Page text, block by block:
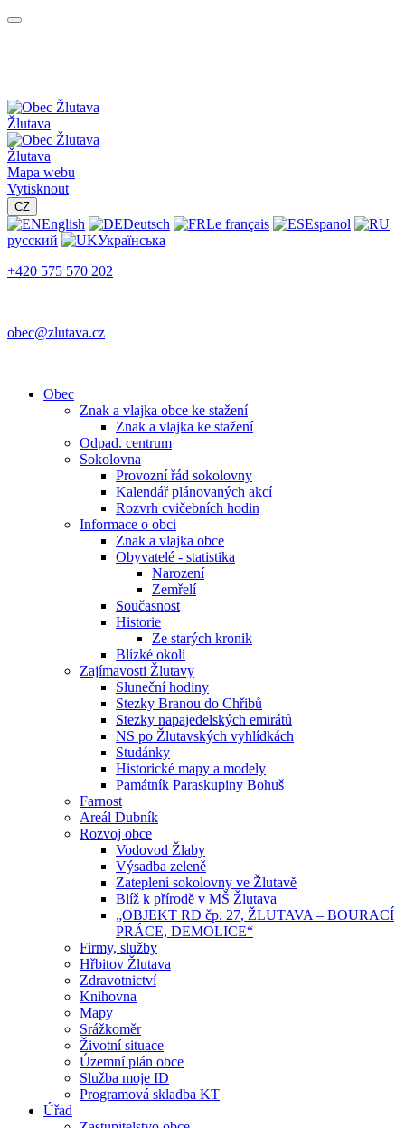
Žlutava
Žlutava
Mapa webu
Vytisknout
CZ
English Deutsch Le français
Espanol
русский
Українська
+420 575 570 202
obec@zlutava.cz
Obec
Znak a vlajka obce ke stažení
Znak a vlajka ke stažení
Odpad. centrum
Sokolovna
Provozní řád sokolovny
Kalendář plánovaných akcí
Rozvrh cvičebních hodin
Informace o obci
Znak a vlajka obce
Obyvatelé - statistika
Narození
Zemřelí
Současnost
Historie
Ze starých kronik
Blízké okolí
Zajímavosti Žlutavy
Sluneční hodiny
Stezky Branou do Chřibů
Stezky napajedelských emirátů
NS po Žlutavských vyhlídkách
Studánky
Historické mapy a modely
Památník Paraskupiny Bohuš
Farnost
Areál Dubník
Rozvoj obce
Vodovod Žlaby
Výsadba zeleně
Zateplení sokolovny ve Žlutavě
Blíž k přírodě v MŠ Žlutava
„OBJEKT RD čp. 27, ŽLUTAVA – BOURACÍ
PRÁCE, DEMOLICE“
Firmy, služby
Hřbitov Žlutava
Zdravotnictví
Knihovna
Mapy
Srážkoměr
Životní situace
Územní plán obce
Služba moje ID
Programová skladba KT
Úřad